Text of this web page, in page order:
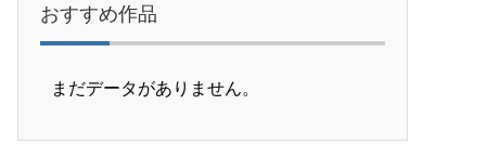
おすすめ作品
まだデータがありません。